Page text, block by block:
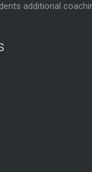
additional